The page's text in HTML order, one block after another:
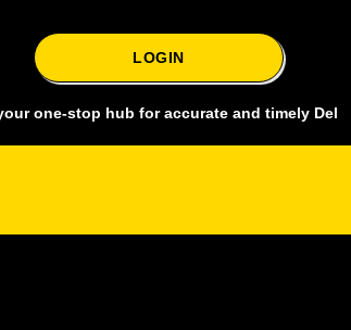
LOGIN
stop hub for accurate and timely Delhi